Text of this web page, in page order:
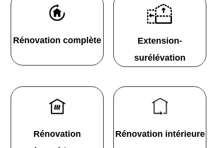
Rénovation complète
Extension-
surélévation
Rénovation
Rénovation intérieure